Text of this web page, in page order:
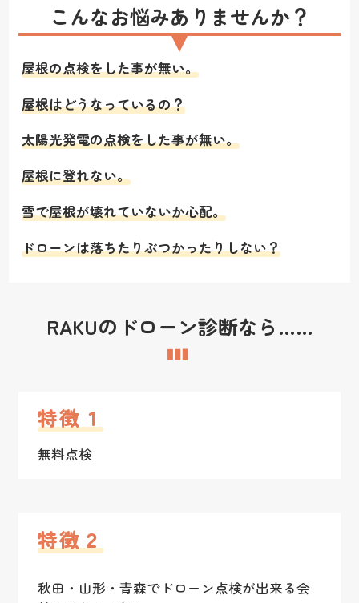
こんなお悩みありませんか？
屋根の点検をした事が無い。
屋根はどうなっているの？
太陽光発電の点検をした事が無い。
屋根に登れない。
雪で屋根が壊れていないか心配。
ドローンは落ちたりぶつかったりしない？
RAKUのドローン診断なら……
特徴１
無料点検
特徴２
秋田・山形・青森でドローン点検が出来る会